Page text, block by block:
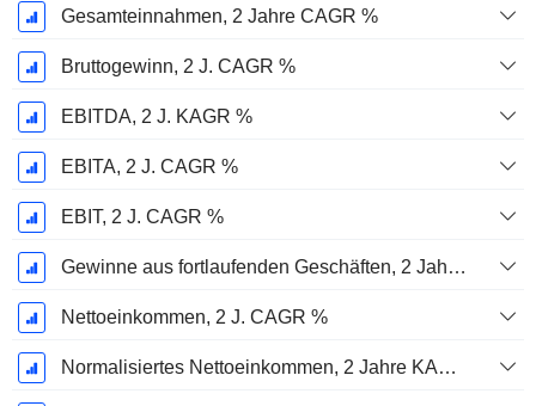
Gesamteinnahmen, 2 Jahre CAGR %
Bruttogewinn, 2 J. CAGR %
EBITDA, 2 J. KAGR %
EBITA, 2 J. CAGR %
EBIT, 2 J. CAGR %
Gewinne aus fortlaufenden Geschäften, 2 Jahre. CAGR %
Nettoeinkommen, 2 J. CAGR %
Normalisiertes Nettoeinkommen, 2 Jahre KAGR %